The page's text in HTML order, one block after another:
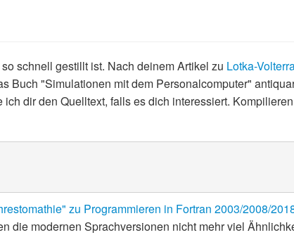
schnell gestillt ist. Nach deinem Artikel zu Lotka-
Buch "Simulationen mit dem Personalcomputer"
dir den Quelltext, falls es dich interessiert.
zu Programmieren in Fortran 2003/2008/
die modernen Sprachversionen nicht mehr viel